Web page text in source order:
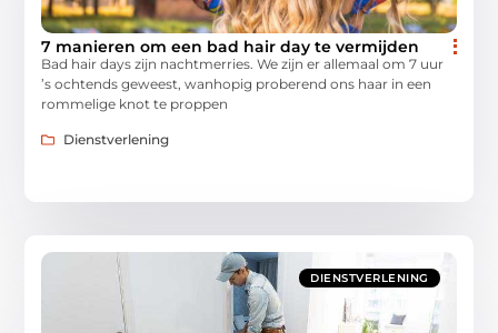
7 manieren om een bad hair day te vermijden
Bad hair days zijn nachtmerries. We zijn er allemaal om 7 uur
’s ochtends geweest, wanhopig proberend ons haar in een
rommelige knot te proppen
Dienstverlening
DIENSTVERLENING